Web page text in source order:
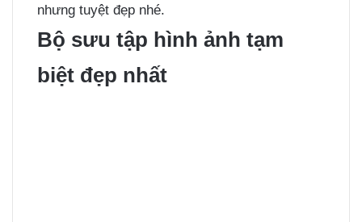
nhưng tuyệt đẹp nhé.
Bộ sưu tập hình ảnh tạm
biệt đẹp nhất